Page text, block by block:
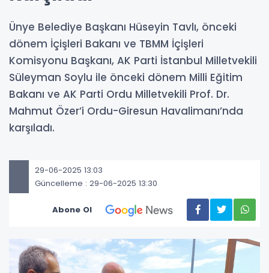
Ünye Belediye Başkanı Hüseyin Tavlı, önceki
dönem İçişleri Bakanı ve TBMM İçişleri
Komisyonu Başkanı, AK Parti İstanbul Milletvekili
Süleyman Soylu ile önceki dönem Milli Eğitim
Bakanı ve AK Parti Ordu Milletvekili Prof. Dr.
Mahmut Özer’i Ordu-Giresun Havalimanı’nda
karşıladı.
29-06-2025 13:03
Güncelleme : 29-06-2025 13:30
Abone Ol